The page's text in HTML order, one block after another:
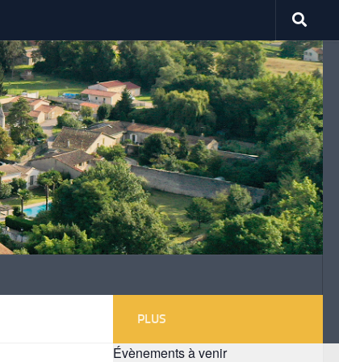
PLUS
Évènements à venir